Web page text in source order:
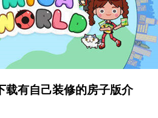
载有自己装修的房子版介